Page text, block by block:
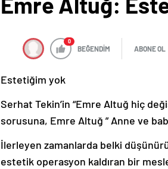
0
BEĞENDİM ABONE OL
Estetiğim yok
Serhat Tekin’in “Emre Altuğ hiç
sorusuna, Emre Altuğ ” Anne ve
İlerleyen zamanlarda belki
estetik operasyon kaldıran bir